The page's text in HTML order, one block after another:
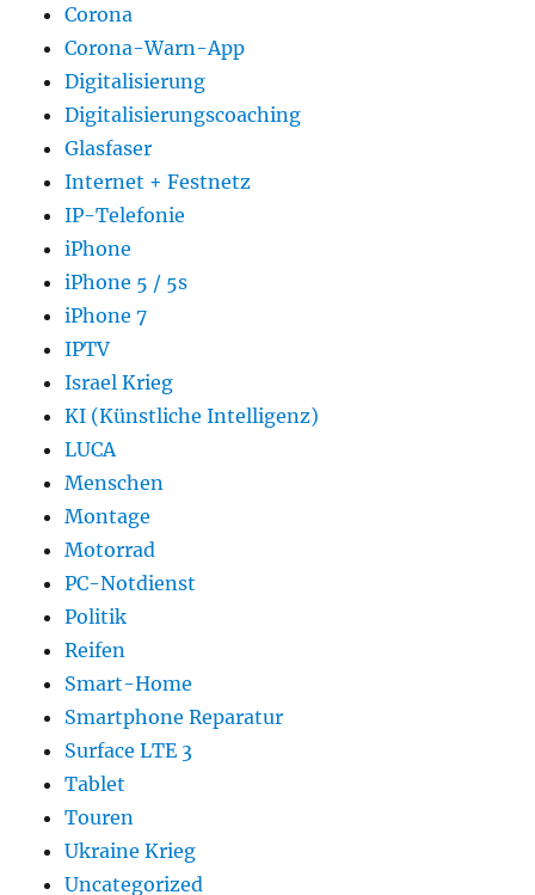
Corona
Corona-Warn-App
Digitalisierung
Digitalisierungscoaching
Glasfaser
Internet + Festnetz
IP-Telefonie
iPhone
iPhone 5 / 5s
iPhone 7
IPTV
Israel Krieg
KI (Künstliche Intelligenz)
LUCA
Menschen
Montage
Motorrad
PC-Notdienst
Politik
Reifen
Smart-Home
Smartphone Reparatur
Surface LTE 3
Tablet
Touren
Ukraine Krieg
Uncategorized